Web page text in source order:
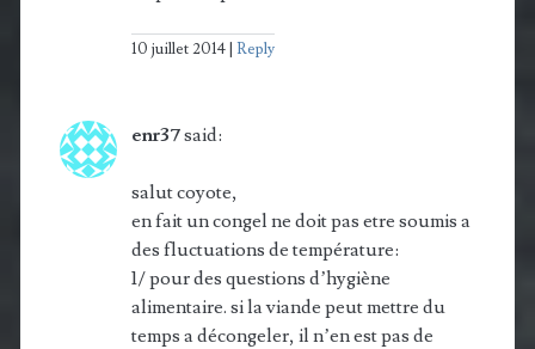
10 juillet 2014 Reply
enr37said:
salut coyote,
en fait un congel ne doit pas etre soumis a
des fluctuations de température:
1/ pour des questions d’hygiène
alimentaire. si la viande peut mettre du
temps a décongeler, il n’en est pas de